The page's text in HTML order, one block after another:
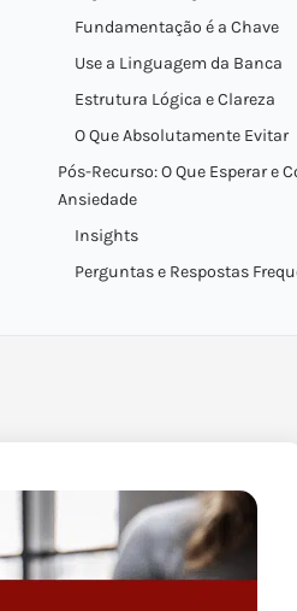
Fundamentação é a Chave
Use a Linguagem da Banca
Estrutura Lógica e Clareza
O Que Absolutamente Evitar
Pós-Recurso: O Que Esperar e
Ansiedade
Insights
Perguntas e Respostas